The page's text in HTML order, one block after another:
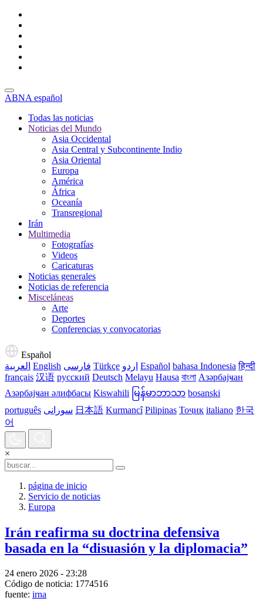
ABNA español
Todas las noticias
Noticias del Mundo
Asia Occidental
Asia Central y Subcontinente Indio
Asia Oriental
Europa
América
África
Oceanía
Transregional
Irán
Multimedia
Fotografías
Videos
Caricaturas
Noticias generales
Noticias de referencia
Misceláneas
Arte
Deportes
Conferencias y convocatorias
Español
العربية English فارسی Türkçe اردو Español bahasa Indonesia हिन्दी
français 汉语 русский Deutsch Melayu Hausa বাংলা Азәрбајҹан
Азәрбајҹан әлифбасы Kiswahili မြန်မာဘာသာ bosanski
português سورانی 日本語 Kurmancî Pilipinas Тоҷик italiano 한국
어
×
página de inicio
Servicio de noticias
Europa
Irán reafirma su doctrina defensiva
basada en la “disuasión y la diplomacia”
24 enero 2026 - 23:28
Código de noticia: 1774516
fuente: irna